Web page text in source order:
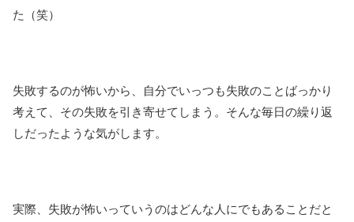
た（笑）
失敗するのが怖いから、自分でいっつも失敗のことばっかり
考えて、その失敗を引き寄せてしまう。そんな毎日の繰り返
しだったような気がします。
実際、失敗が怖いっていうのはどんな人にでもあることだと